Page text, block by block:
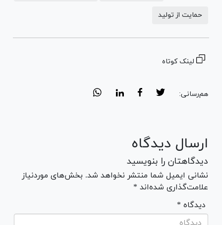
حمایت از تولید
لینک کوتاه
هم‌رسانی:
ارسال دیدگاه
دیدگاهتان را بنویسید
نشانی ایمیل شما منتشر نخواهد شد. بخش‌های موردنیاز
علامت‌گذاری شده‌اند *
* دیدگاه